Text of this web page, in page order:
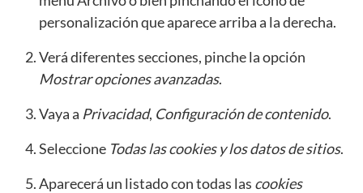
personalización que aparece arriba a la derecha.
Verá diferentes secciones, pinche la opción
Mostrar opciones avanzadas.
Vaya a Privacidad, Configuración de contenido.
Seleccione Todas lascookiesy los datos de sitios.
Aparecerá un listado con todas las cookies